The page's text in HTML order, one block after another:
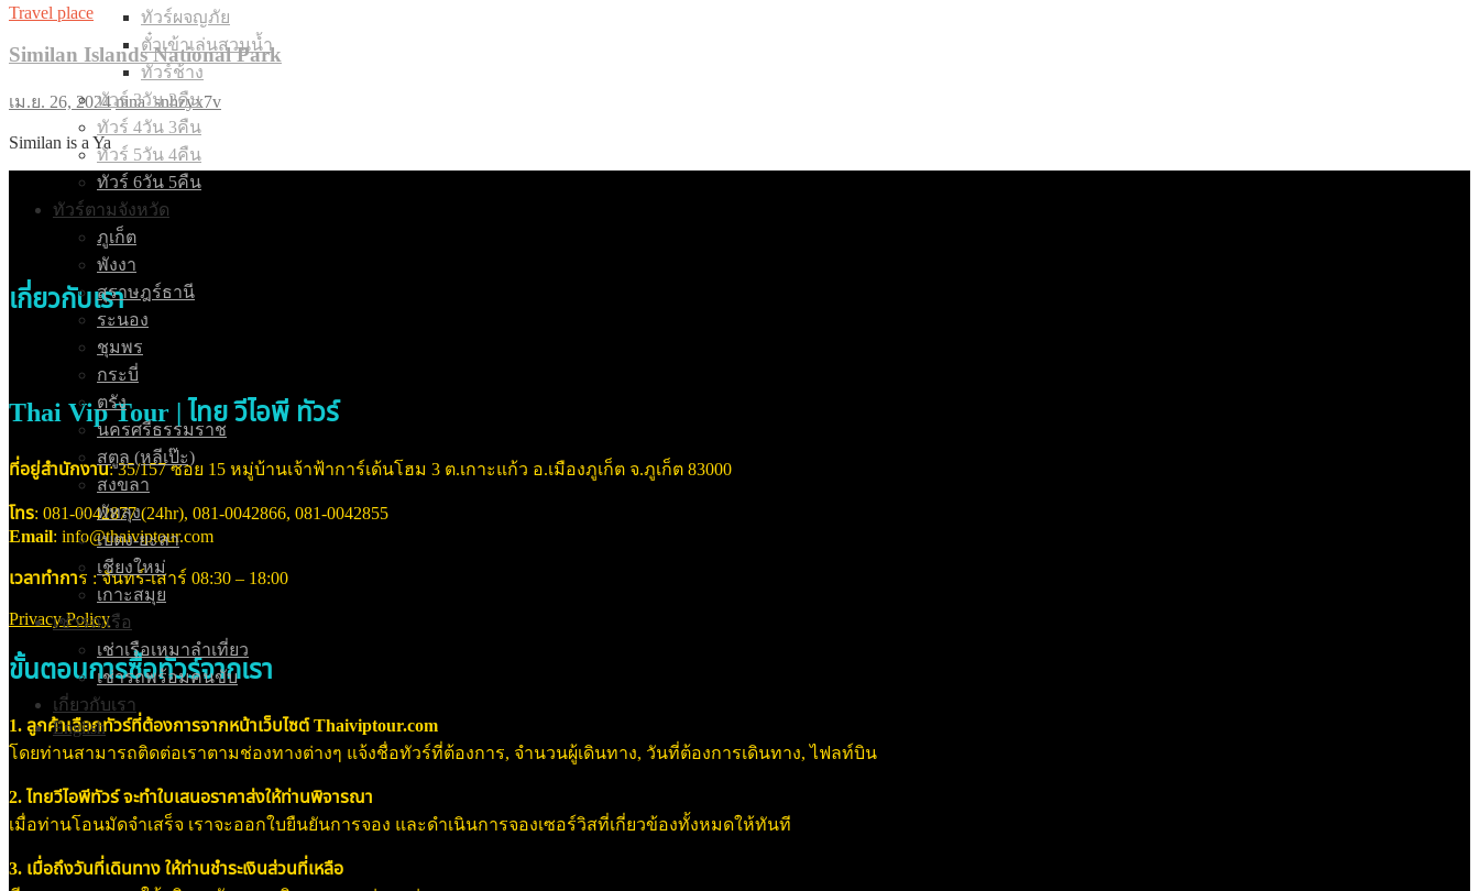
ทัวร์ผจญภัย
ตั๋วเข้าเล่นสวนน้ำ
ทัวร์ช้าง
ทัวร์ 3วัน 2คืน
ทัวร์ 4วัน 3คืน
ทัวร์ 5วัน 4คืน
ทัวร์ 6วัน 5คืน
ทัวร์ตามจังหวัด
ภูเก็ต
พังงา
สุราษฎร์ธานี
ระนอง
ชุมพร
กระบี่
ตรัง
นครศรีธรรมราช
สตูล (หลีเป๊ะ)
สงขลา
พัทลุง
เบตง-ยะลา
เชียงใหม่
เกาะสมุย
เช่ารถ/เรือ
เช่าเรือเหมาลำเที่ยว
เช่ารถพร้อมคนขับ
เกี่ยวกับเรา
English
Travel place
Similan Islands National Park
เม.ย. 26, 2024 nina_snhzyx7v
Similan is a Ya
เกี่ยวกับเรา
Thai Vip Tour | ไทย วีไอพี ทัวร์
ที่อยู่สำนักงาน: 35/157 ซอย 15 หมู่บ้านเจ้าฟ้าการ์เด้นโฮม 3 ต.เกาะแก้ว อ.เมืองภูเก็ต จ.ภูเก็ต 83000
โทร: 081-0042877 (24hr), 081-0042866, 081-0042855
Email: info@thaiviptour.com
เวลาทำการ : จันทร์-เสาร์ 08:30 – 18:00
Privacy Policy
ขั้นตอนการซื้อทัวร์จากเรา
1. ลูกค้าเลือกทัวร์ที่ต้องการจากหน้าเว็บไซต์ Thaiviptour.com
โดยท่านสามารถติดต่อเราตามช่องทางต่างๆ แจ้งชื่อทัวร์ที่ต้องการ, จำนวนผู้เดินทาง, วันที่ต้องการเดินทาง, ไฟลท์บิน
2. ไทยวีไอพีทัวร์ จะทำใบเสนอราคาส่งให้ท่านพิจารณา
เมื่อท่านโอนมัดจำเสร็จ เราจะออกใบยืนยันการจอง และดำเนินการจองเซอร์วิสที่เกี่ยวข้องทั้งหมดให้ทันที
3. เมื่อถึงวันที่เดินทาง ให้ท่านชำระเงินส่วนที่เหลือ